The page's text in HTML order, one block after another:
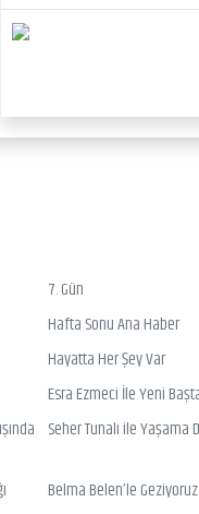
7. Gün
Hafta Sonu Ana Haber
Hayatta Her Şey Var
Esra Ezmeci İle Yeni
Seher Tunalı ile Yaşama
Belma Belen’le Geziyoruz